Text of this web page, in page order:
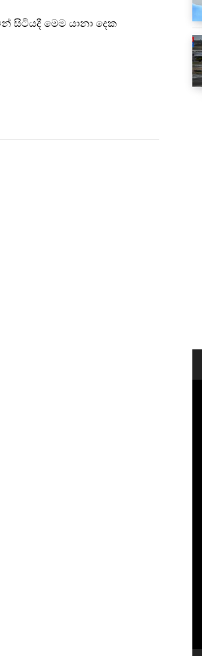
සිටියදී මෙම යානා දෙක